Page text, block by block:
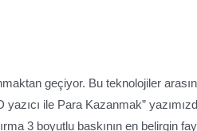
geçiyor. Bu teknolojiler
ile Para Kazanmak”
3 boyutlu baskının en belirgin